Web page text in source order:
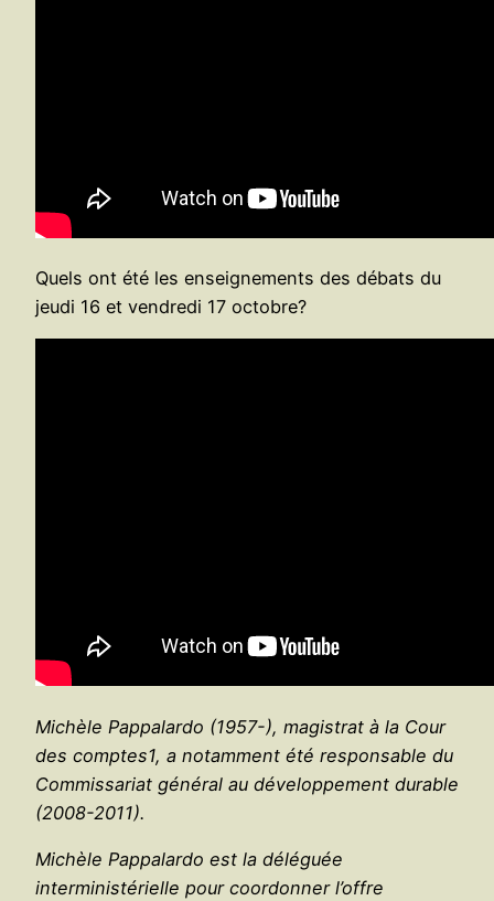
Quels ont été les enseignements des débats du
jeudi 16 et vendredi 17 octobre?
Michèle Pappalardo (1957-), magistrat à la Cour
des comptes1, a notamment été responsable du
Commissariat général au développement durable
(2008-2011).
Michèle Pappalardo est la déléguée
interministérielle pour coordonner l’offre